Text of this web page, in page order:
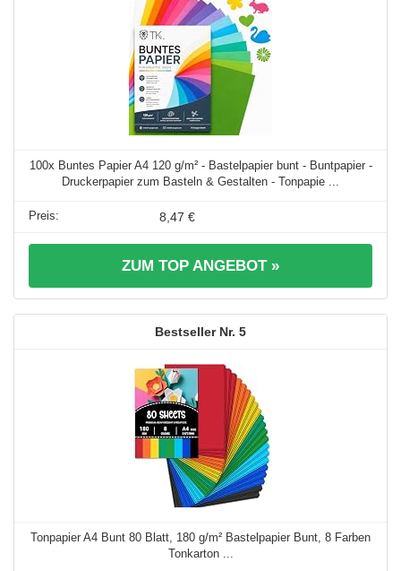
100x Buntes Papier A4 120 g/m² - Bastelpapier bunt - Buntpapier -
Druckerpapier zum Basteln & Gestalten - Tonpapie ...
8,47 €
ZUM TOP ANGEBOT »
5
Tonpapier A4 Bunt 80 Blatt, 180 g/m² Bastelpapier Bunt, 8 Farben
Tonkarton ...